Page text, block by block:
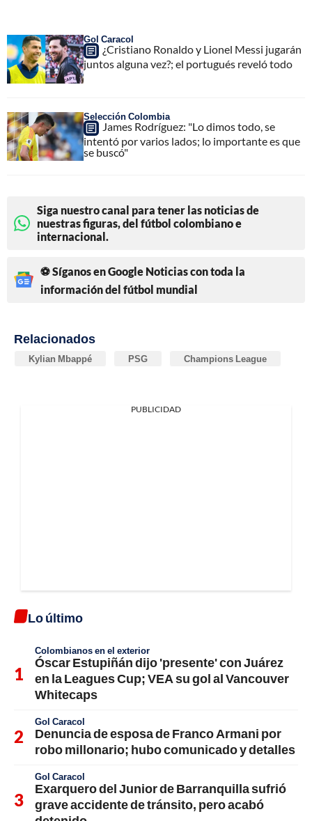
Gol Caracol
¿Cristiano Ronaldo y Lionel Messi jugarán
juntos alguna vez?; el portugués reveló todo
Selección Colombia
James Rodríguez: "Lo dimos todo, se
intentó por varios lados; lo importante es que
se buscó"
Siga nuestro canal para tener las noticias de
nuestras figuras, del fútbol colombiano e
internacional.
⚽ Síganos en Google Noticias con toda la
información del fútbol mundial
Relacionados
Kylian Mbappé PSG Champions League
PUBLICIDAD
Lo último
Colombianos en el exterior
Óscar Estupiñán dijo 'presente' con Juárez
en la Leagues Cup; VEA su gol al Vancouver
Whitecaps
Gol Caracol
Denuncia de esposa de Franco Armani por
robo millonario; hubo comunicado y detalles
Gol Caracol
Exarquero del Junior de Barranquilla sufrió
grave accidente de tránsito, pero acabó